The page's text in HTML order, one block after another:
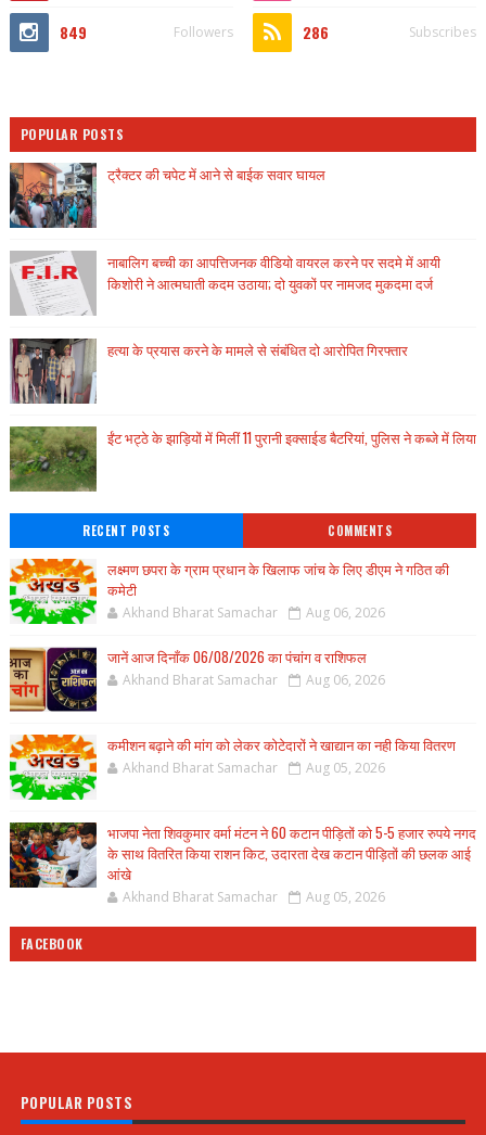
849 Followers 286 Subscribes
POPULAR POSTS
ट्रैक्टर की चपेट में आने से बाईक सवार घायल
नाबालिग बच्ची का आपत्तिजनक वीडियो वायरल करने पर सदमे में आयी
किशोरी ने आत्मघाती कदम उठाया; दो युवकों पर नामजद मुकदमा दर्ज
हत्या के प्रयास करने के मामले से संबंधित दो आरोपित गिरफ्तार
ईंट भट्ठे के झाड़ियों में मिलीं 11 पुरानी इक्साईड बैटरियां, पुलिस ने कब्जे में लिया
RECENT POSTS COMMENTS
लक्ष्मण छपरा के ग्राम प्रधान के खिलाफ जांच के लिए डीएम ने गठित की
कमेटी
Akhand Bharat Samachar Aug 06, 2026
जानें आज दिनाँक 06/08/2026 का पंचांग व राशिफल
Akhand Bharat Samachar Aug 06, 2026
कमीशन बढ़ाने की मांग को लेकर कोटेदारों ने खाद्यान का नही किया वितरण
Akhand Bharat Samachar Aug 05, 2026
भाजपा नेता शिवकुमार वर्मा मंटन ने 60 कटान पीड़ितों को 5-5 हजार रुपये नगद
के साथ वितरित किया राशन किट, उदारता देख कटान पीड़ितों की छलक आई
आंखे
Akhand Bharat Samachar Aug 05, 2026
FACEBOOK
POPULAR POSTS